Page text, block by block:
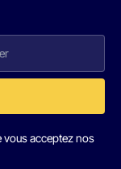
acceptez nos